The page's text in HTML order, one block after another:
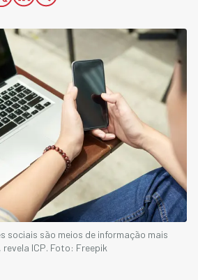
sociais são meios de informação mais
ICP. Foto: Freepik